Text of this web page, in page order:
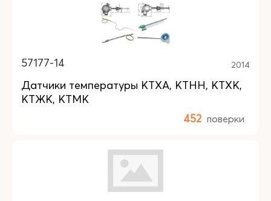
57177-14 2014
Датчики температуры КТХА, КТНН, КТХК,
КТЖК, КТМК
452 поверки